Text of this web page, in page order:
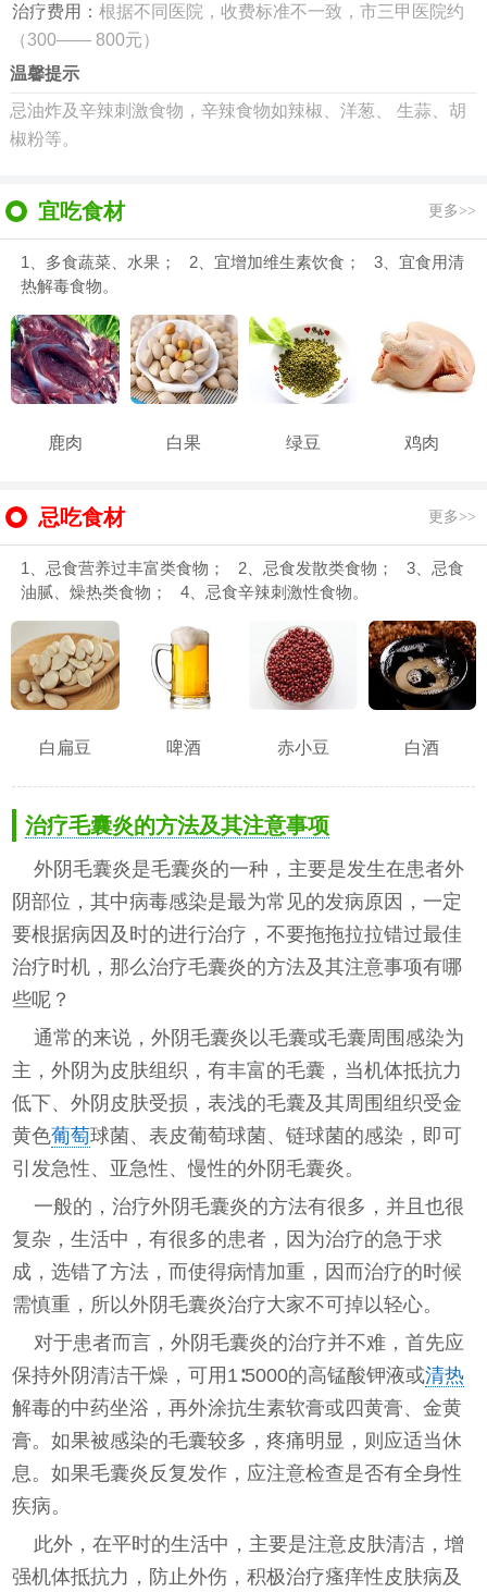
治疗费用： 根据不同医院，收费标准不一致，市三甲医院约
（300—— 800元）
温馨提示
忌油炸及辛辣刺激食物，辛辣食物如辣椒、洋葱、 生蒜、胡
椒粉等。
宜吃食材 更多>>
1、多食蔬菜、水果； 2、宜增加维生素饮食； 3、宜食用清
热解毒食物。
鹿肉 白果 绿豆 鸡肉
忌吃食材 更多>>
1、忌食营养过丰富类食物； 2、忌食发散类食物； 3、忌食
油腻、燥热类食物； 4、忌食辛辣刺激性食物。
白扁豆 啤酒 赤小豆 白酒
治疗毛囊炎的方法及其注意事项
外阴毛囊炎是毛囊炎的一种，主要是发生在患者外
阴部位，其中病毒感染是最为常见的发病原因，一定
要根据病因及时的进行治疗，不要拖拖拉拉错过最佳
治疗时机，那么治疗毛囊炎的方法及其注意事项有哪
些呢？
通常的来说，外阴毛囊炎以毛囊或毛囊周围感染为
主，外阴为皮肤组织，有丰富的毛囊，当机体抵抗力
低下、外阴皮肤受损，表浅的毛囊及其周围组织受金
黄色葡萄球菌、表皮葡萄球菌、链球菌的感染，即可
引发急性、亚急性、慢性的外阴毛囊炎。
一般的，治疗外阴毛囊炎的方法有很多，并且也很
复杂，生活中，有很多的患者，因为治疗的急于求
成，选错了方法，而使得病情加重，因而治疗的时候
需慎重，所以外阴毛囊炎治疗大家不可掉以轻心。
对于患者而言，外阴毛囊炎的治疗并不难，首先应
保持外阴清洁干燥，可用1∶5000的高锰酸钾液或清热
解毒的中药坐浴，再外涂抗生素软膏或四黄膏、金黄
膏。如果被感染的毛囊较多，疼痛明显，则应适当休
息。如果毛囊炎反复发作，应注意检查是否有全身性
疾病。
此外，在平时的生活中，主要是注意皮肤清洁，增
强机体抵抗力，防止外伤，积极治疗瘙痒性皮肤病及